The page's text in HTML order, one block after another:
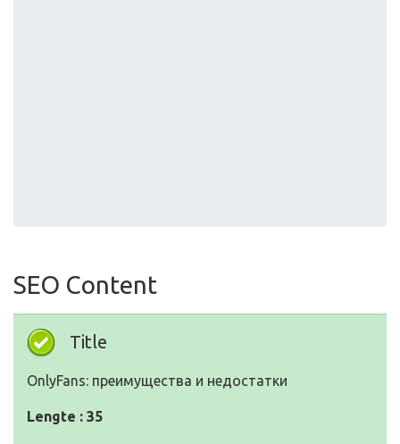
SEO Content
Title
OnlyFans: преимущества и недостатки
Lengte : 35